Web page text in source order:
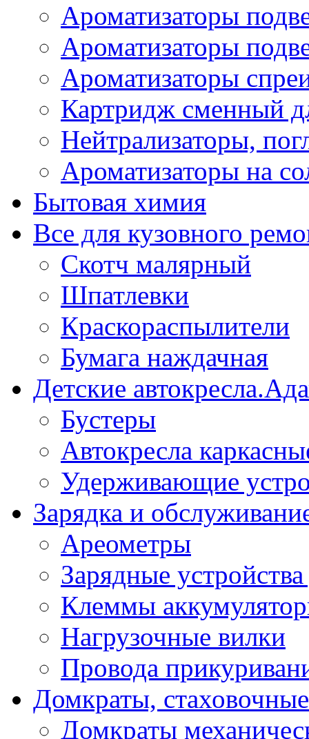
Ароматизаторы
Ароматизаторы
Ароматизаторы
Картридж сменный
Нейтрализаторы,
Ароматизаторы на
Бытовая химия
Все для кузовного
Скотч малярный
Шпатлевки
Краскораспылители
Бумага наждачная
Детские
Бустеры
Автокресла
Удерживающие
Зарядка и
Ареометры
Зарядные
Клеммы
Нагрузочные вилки
Провода
Домкраты,
Домкраты